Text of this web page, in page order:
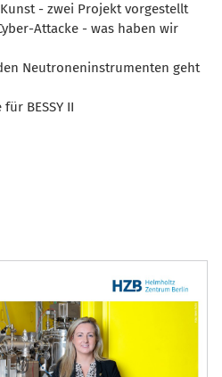
- zwei Projekt vorgestellt
Attacke - was haben wir
Neutroneninstrumenten geht
BESSY II